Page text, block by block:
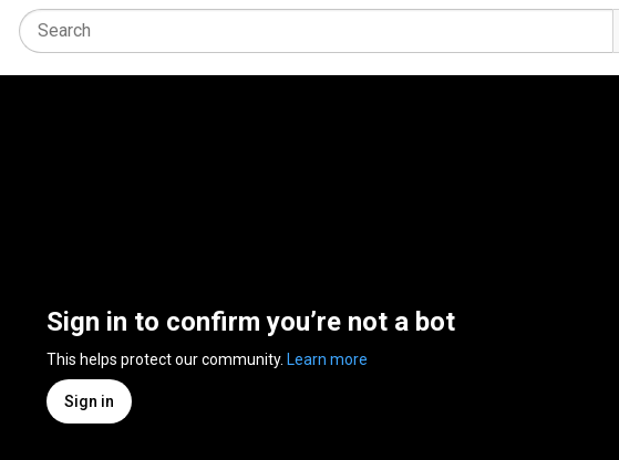
Sign in to confirm you’re not a bot
This helps protect our community. Learn more
Sign in